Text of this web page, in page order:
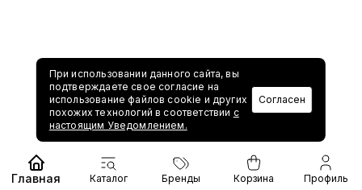
При использовании данного сайта, вы
подтверждаете свое согласие на
использование файлов cookie и других
похожих технологий в соответствии с
настоящим Уведомлением.
Согласен
Главная Каталог Бренды Корзина Профиль